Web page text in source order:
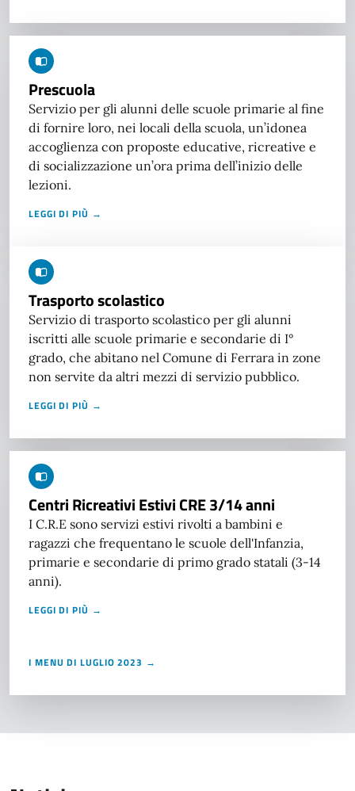
Prescuola
Servizio per gli alunni delle scuole primarie al fine
di fornire loro, nei locali della scuola, un’idonea
accoglienza con proposte educative, ricreative e
di socializzazione un’ora prima dell’inizio delle
lezioni.
LEGGI DI PIÙ →
Trasporto scolastico
Servizio di trasporto scolastico per gli alunni
iscritti alle scuole primarie e secondarie di I°
grado, che abitano nel Comune di Ferrara in zone
non servite da altri mezzi di servizio pubblico.
LEGGI DI PIÙ →
Centri Ricreativi Estivi CRE 3/14 anni
I C.R.E sono servizi estivi rivolti a bambini e
ragazzi che frequentano le scuole dell'Infanzia,
primarie e secondarie di primo grado statali (3-14
anni).
LEGGI DI PIÙ →
I MENU DI LUGLIO 2023 →